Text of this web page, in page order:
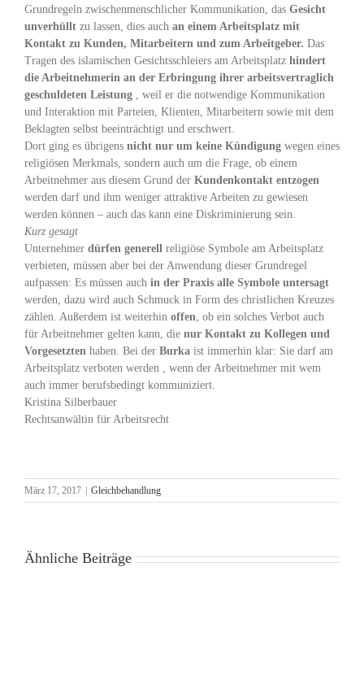
Grundregeln zwischenmenschlicher Kommunikation, das Gesicht
unverhüllt zu lassen, dies auch an einem Arbeitsplatz mit
Kontakt zu Kunden, Mitarbeitern und zum Arbeitgeber. Das
Tragen des islamischen Gesichtsschleiers am Arbeitsplatz hindert
die Arbeitnehmerin an der Erbringung ihrer arbeitsvertraglich
geschuldeten Leistung , weil er die notwendige Kommunikation
und Interaktion mit Parteien, Klienten, Mitarbeitern sowie mit dem
Beklagten selbst beeinträchtigt und erschwert.
Dort ging es übrigens nicht nur um keine Kündigung wegen eines
religiösen Merkmals, sondern auch um die Frage, ob einem
Arbeitnehmer aus diesem Grund der Kundenkontakt entzogen
werden darf und ihm weniger attraktive Arbeiten zu gewiesen
werden können – auch das kann eine Diskriminierung sein.
Kurz gesagt
Unternehmer dürfen generell religiöse Symbole am Arbeitsplatz
verbieten, müssen aber bei der Anwendung dieser Grundregel
aufpassen: Es müssen auch in der Praxis alle Symbole untersagt
werden, dazu wird auch Schmuck in Form des christlichen Kreuzes
zählen. Außerdem ist weiterhin offen, ob ein solches Verbot auch
für Arbeitnehmer gelten kann, die nur Kontakt zu Kollegen und
Vorgesetzten haben. Bei der Burka ist immerhin klar: Sie darf am
Arbeitsplatz verboten werden , wenn der Arbeitnehmer mit wem
auch immer berufsbedingt kommuniziert.
Kristina Silberbauer
Rechtsanwältin für Arbeitsrecht
März 17, 2017 Gleichbehandlung
Ähnliche Beiträge